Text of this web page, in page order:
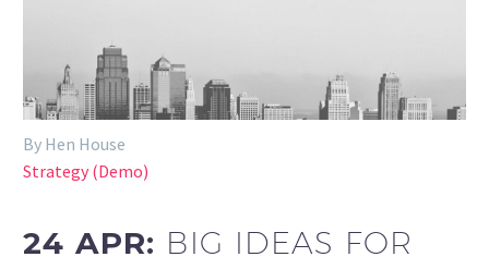
By Hen House
Strategy (Demo)
24 APR: BIG IDEAS FOR